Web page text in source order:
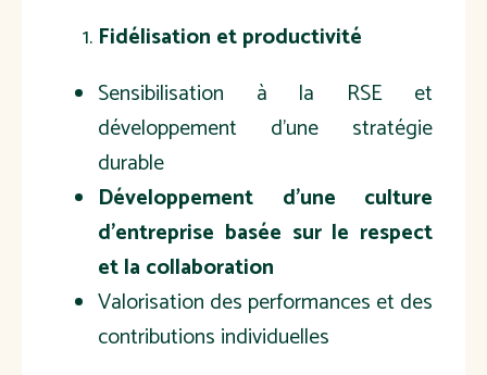
Fidélisation et productivité
Sensibilisation à la RSE et
développement d'une stratégie
durable
Développement d’une culture
d'entreprise basée sur le respect
et la collaboration
Valorisation des performances et des
contributions individuelles